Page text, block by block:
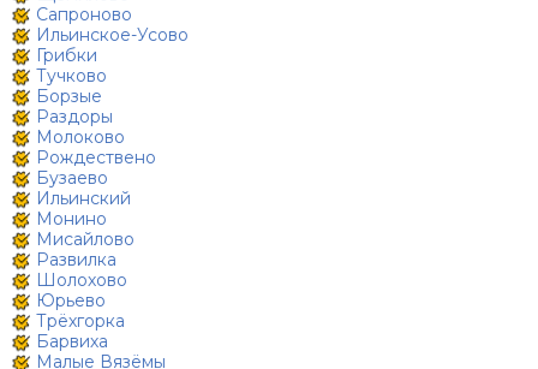
Сапроново
Ильинское-Усово
Грибки
Тучково
Борзые
Раздоры
Молоково
Рождествено
Бузаево
Ильинский
Монино
Мисайлово
Развилка
Шолохово
Юрьево
Трёхгорка
Барвиха
Малые Вязёмы